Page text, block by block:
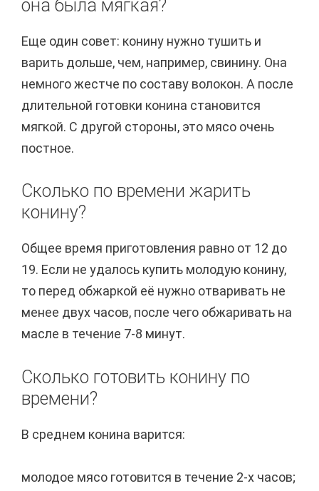
она была мягкая?
Еще один совет: конину нужно тушить и
варить дольше, чем, например, свинину. Она
немного жестче по составу волокон. А после
длительной готовки конина становится
мягкой. С другой стороны, это мясо очень
постное.
Сколько по времени жарить
конину?
Общее время приготовления равно от 12 до
19. Если не удалось купить молодую конину,
то перед обжаркой её нужно отваривать не
менее двух часов, после чего обжаривать на
масле в течение 7-8 минут.
Сколько готовить конину по
времени?
В среднем конина варится:
молодое мясо готовится в течение 2-х часов;